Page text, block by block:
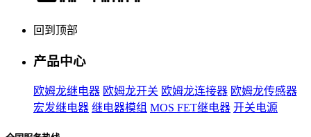
回到顶部
产品中心
欧姆龙继电器 欧姆龙开关 欧姆龙连接器 欧姆龙传感器
宏发继电器 继电器模组 MOS FET继电器 开关电源